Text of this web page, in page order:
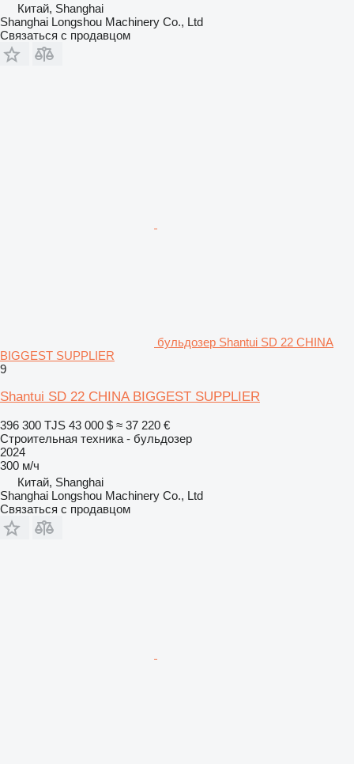
Китай, Shanghai
Shanghai Longshou Machinery Co., Ltd
Связаться с продавцом
бульдозер Shantui SD 22 CHINA
BIGGEST SUPPLIER
9
Shantui SD 22 CHINA BIGGEST SUPPLIER
396 300 TJS 43 000 $ ≈ 37 220 €
Строительная техника - бульдозер
2024
300 м/ч
Китай, Shanghai
Shanghai Longshou Machinery Co., Ltd
Связаться с продавцом